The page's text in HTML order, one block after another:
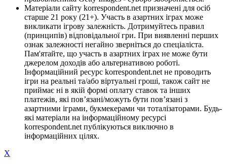
Матеріали сайту korrespondent.net призначені для осіб
старше 21 року (21+). Участь в азартних іграх може
викликати ігрову залежність. Дотримуйтесь правил
(принципів) відповідальної гри. При виявленні перших
ознак залежності негайно зверніться до спеціаліста.
Пам'ятайте, що участь в азартних іграх не може бути
джерелом доходів або альтернативою роботі.
Інформаційний ресурс korrespondent.net не проводить
ігри на реальні та/або віртуальні гроші, також сайт не
приймає ні в якій формі оплату ставок та інших
платежів, які пов’язані/можуть бути пов’язані з
азартними іграми, букмекерами чи тоталізаторами. Будь-
які матеріали на інформаційному ресурсі
korrespondent.net публікуються виключно в
інформаційних цілях.
X